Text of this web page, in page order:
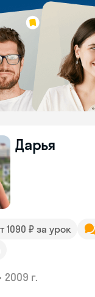
Дарья
1090 ₽ за урок
2009 г.